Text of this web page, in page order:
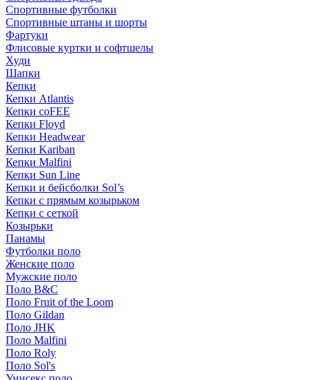
Спортивные футболки
Спортивные штаны и шорты
Фартуки
Флисовые куртки и софтшелы
Худи
Шапки
Кепки
Кепки Atlantis
Кепки coFEE
Кепки Floyd
Кепки Headwear
Кепки Kariban
Кепки Malfini
Кепки Sun Line
Кепки и бейсболки Sol’s
Кепки с прямым козырьком
Кепки с сеткой
Козырьки
Панамы
Футболки поло
Женские поло
Мужские поло
Поло B&C
Поло Fruit of the Loom
Поло Gildan
Поло JHK
Поло Malfini
Поло Roly
Поло Sol's